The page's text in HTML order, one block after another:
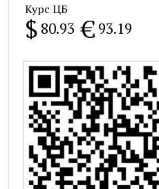
Курс ЦБ
$ 80.93 € 93.19